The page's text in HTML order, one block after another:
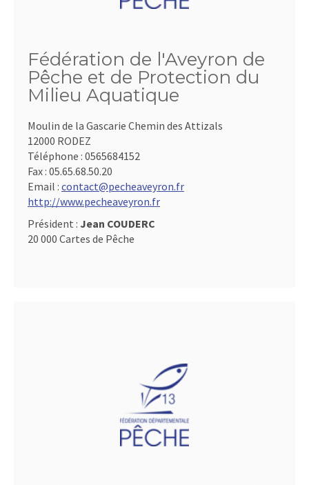
Fédération de l'Aveyron de
Pêche et de Protection du
Milieu Aquatique
Moulin de la Gascarie Chemin des Attizals
12000 RODEZ
Téléphone : 0565684152
Fax : 05.65.68.50.20
Email : contact@pecheaveyron.fr
http://www.pecheaveyron.fr
Président : Jean COUDERC
20 000 Cartes de Pêche